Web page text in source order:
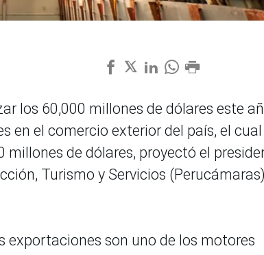
los 60,000 millones de dólares este
en el comercio exterior del país, el cual
de dólares, proyectó el
Turismo y Servicios
exportaciones son uno de los motores